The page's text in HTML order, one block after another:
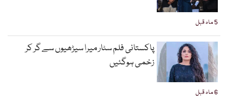
5 ماہ قبل
6 ماہ قبل
پاکستانی فلم سٹار میرا سیڑھیوں سے گر کر
زخمی ہوگئیں